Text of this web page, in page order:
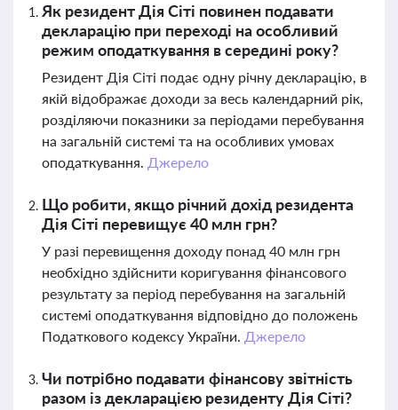
Як резидент Дія Сіті повинен подавати
декларацію при переході на особливий
режим оподаткування в середині року?
Резидент Дія Сіті подає одну річну декларацію, в
якій відображає доходи за весь календарний рік,
розділяючи показники за періодами перебування
на загальній системі та на особливих умовах
оподаткування. Джерело
Що робити, якщо річний дохід резидента
Дія Сіті перевищує 40 млн грн?
У разі перевищення доходу понад 40 млн грн
необхідно здійснити коригування фінансового
результату за період перебування на загальній
системі оподаткування відповідно до положень
Податкового кодексу України. Джерело
Чи потрібно подавати фінансову звітність
разом із декларацією резиденту Дія Сіті?